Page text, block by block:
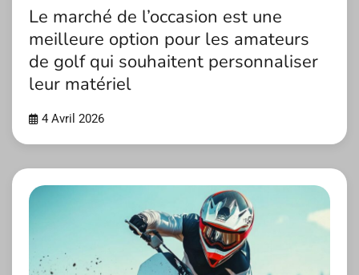
Le marché de l’occasion est une
meilleure option pour les amateurs
de golf qui souhaitent personnaliser
leur matériel
4 Avril 2026